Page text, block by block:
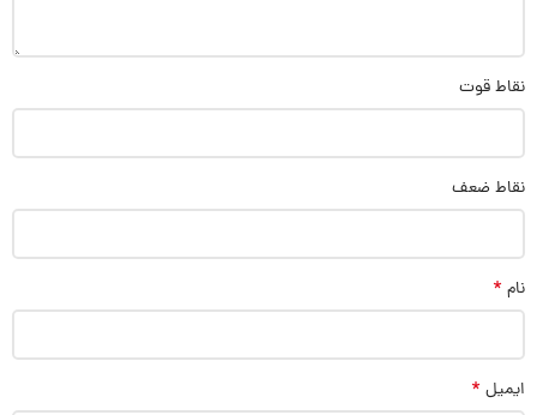
نقاط قوت
نقاط ضعف
نام *
ایمیل *